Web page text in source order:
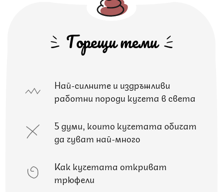
Горещи теми
Най-силните и издръжливи
работни породи кучета в света
5 думи, които кучетата обичат
да чуват най-много
Как кучетата откриват
трюфели